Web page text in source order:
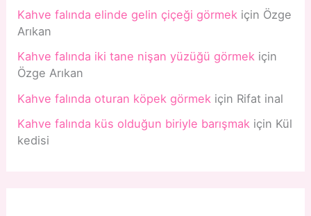
Kahve falında elinde gelin çiçeği görmek için Özge
Arıkan
Kahve falında iki tane nişan yüzüğü görmek için
Özge Arıkan
Kahve falında oturan köpek görmek için Rifat inal
Kahve falında küs olduğun biriyle barışmak için Kül
kedisi